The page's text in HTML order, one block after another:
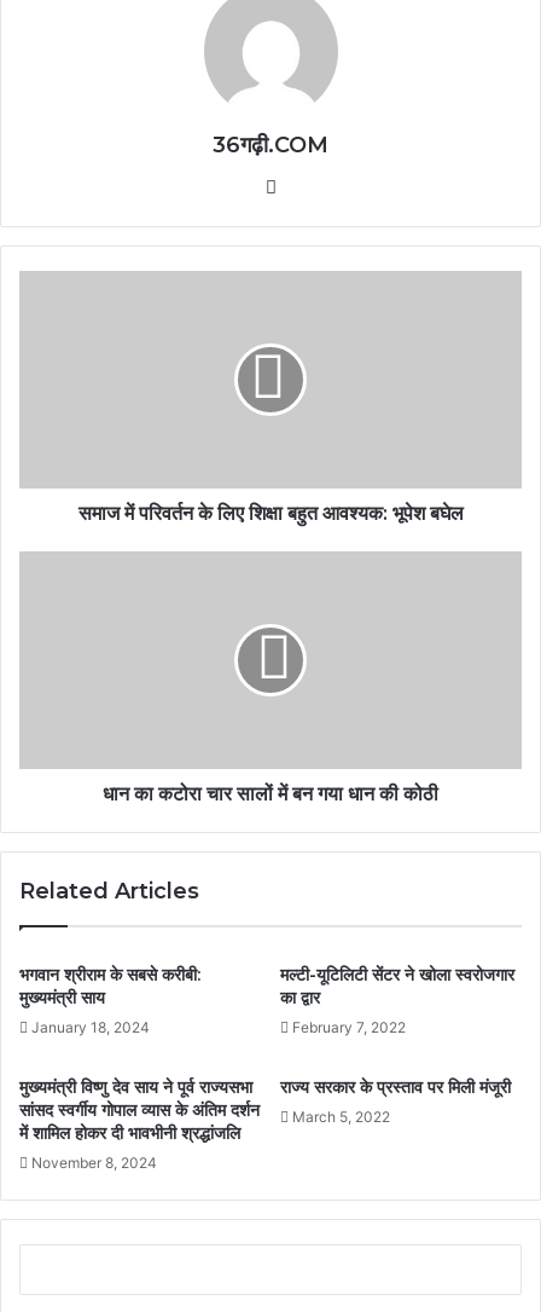
36गढ़ी.COM
समाज में परिवर्तन के लिए शिक्षा बहुत आवश्यक: भूपेश बघेल
धान का कटोरा चार सालों में बन गया धान की कोठी
Related Articles
भगवान श्रीराम के सबसे करीबी:
मुख्यमंत्री साय
January 18, 2024
मल्टी-यूटिलिटी सेंटर ने खोला स्वरोजगार
का द्वार
February 7, 2022
मुख्यमंत्री विष्णु देव साय ने पूर्व राज्यसभा
सांसद स्वर्गीय गोपाल व्यास के अंतिम दर्शन
में शामिल होकर दी भावभीनी श्रद्धांजलि
November 8, 2024
राज्य सरकार के प्रस्ताव पर मिली मंजूरी
March 5, 2022